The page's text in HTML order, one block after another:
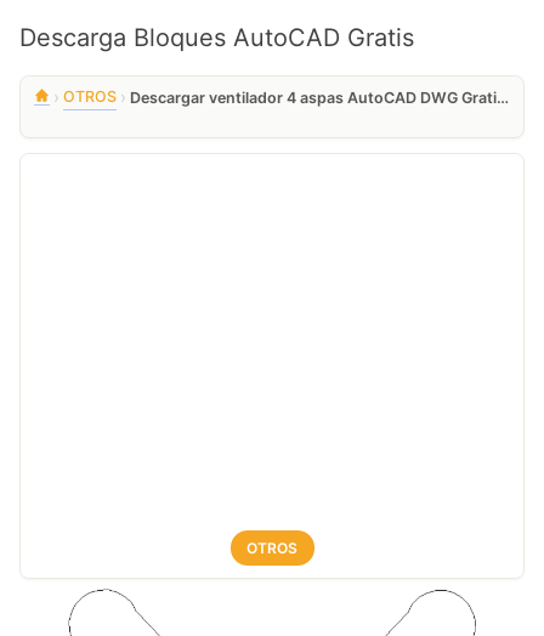
Descarga Bloques AutoCAD Gratis
› OTROS › Descargar ventilador 4 aspas AutoCAD DWG Gratis – plano 2D
OTROS